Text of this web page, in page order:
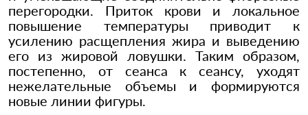
перегородки. Приток крови и локальное
повышение температуры приводит к
усилению расщепления жира и выведению
его из жировой ловушки. Таким образом,
постепенно, от сеанса к сеансу, уходят
нежелательные объемы и формируются
новые линии фигуры.